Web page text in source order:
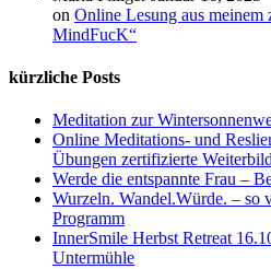
on Online Lesung aus
MindFucK“
kürzliche Posts
Meditation zur
Online Meditations- und
Übungen zertifizierte
Werde die entspannte Frau –
Wurzeln. Wandel.Würde. – so
Programm
InnerSmile Herbst Retreat
Untermühle